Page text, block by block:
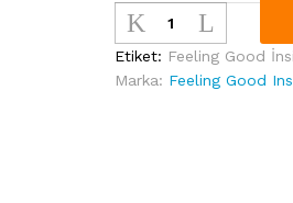
Good
Inside
Etiket: Feeling Good
Marka: Feeling Good